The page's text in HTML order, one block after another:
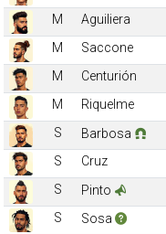
M
Aguiliera
M
Saccone
M
Centurión
M
Riquelme
S
Barbosa
S
Cruz
S
Pinto
S
Sosa